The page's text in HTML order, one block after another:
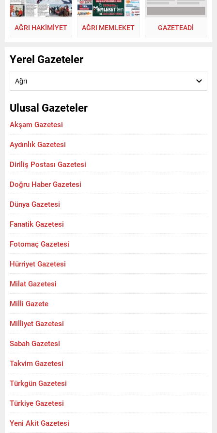
AĞRI HAKİMİYET AĞRI MEMLEKET GAZETEADI
Yerel Gazeteler
Ağrı
Ulusal Gazeteler
Akşam Gazetesi
Aydınlık Gazetesi
Diriliş Postası Gazetesi
Doğru Haber Gazetesi
Dünya Gazetesi
Fanatik Gazetesi
Fotomaç Gazetesi
Hürriyet Gazetesi
Milat Gazetesi
Milli Gazete
Milliyet Gazetesi
Sabah Gazetesi
Takvim Gazetesi
Türkgün Gazetesi
Türkiye Gazetesi
Yeni Akit Gazetesi